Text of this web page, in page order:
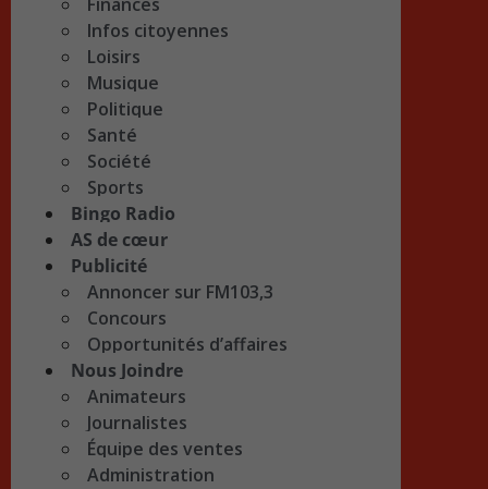
Infos citoyennes
Loisirs
Musique
Politique
Santé
Société
Sports
Bingo Radio
AS de cœur
Publicité
Annoncer sur FM103,3
Concours
Opportunités d’affaires
Nous Joindre
Animateurs
Journalistes
Équipe des ventes
Administration